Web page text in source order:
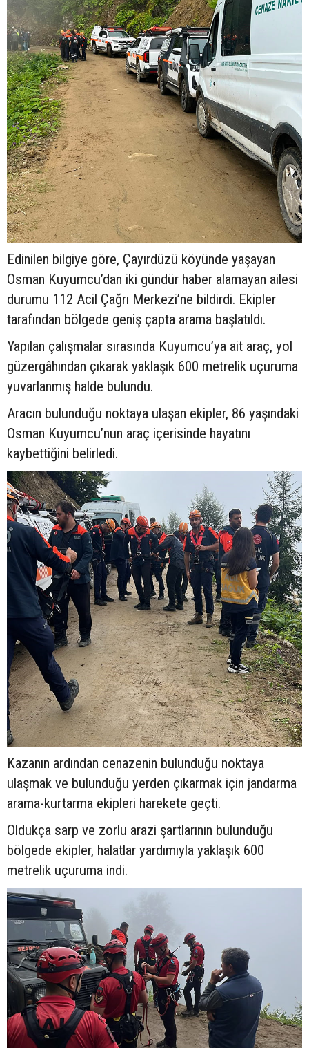
Edinilen bilgiye göre, Çayırdüzü köyünde yaşayan
Osman Kuyumcu’dan iki gündür haber alamayan ailesi
durumu 112 Acil Çağrı Merkezi’ne bildirdi. Ekipler
tarafından bölgede geniş çapta arama başlatıldı.
Yapılan çalışmalar sırasında Kuyumcu’ya ait araç, yol
güzergâhından çıkarak yaklaşık 600 metrelik uçuruma
yuvarlanmış halde bulundu.
Aracın bulunduğu noktaya ulaşan ekipler, 86 yaşındaki
Osman Kuyumcu’nun araç içerisinde hayatını
kaybettiğini belirledi.
Kazanın ardından cenazenin bulunduğu noktaya
ulaşmak ve bulunduğu yerden çıkarmak için jandarma
arama-kurtarma ekipleri harekete geçti.
Oldukça sarp ve zorlu arazi şartlarının bulunduğu
bölgede ekipler, halatlar yardımıyla yaklaşık 600
metrelik uçuruma indi.